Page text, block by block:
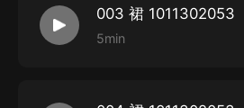
003 裙 1011302053
5min